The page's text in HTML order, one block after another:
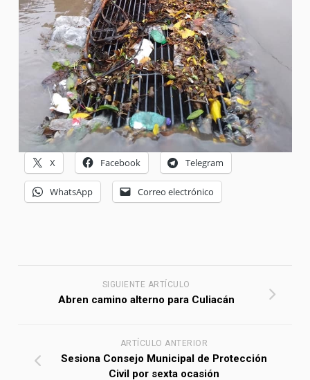
X Facebook Telegram
WhatsApp Correo electrónico
SIGUIENTE ARTÍCULO
Abren camino alterno para Culiacán
ARTÍCULO ANTERIOR
Sesiona Consejo Municipal de Protección
Civil por sexta ocasión